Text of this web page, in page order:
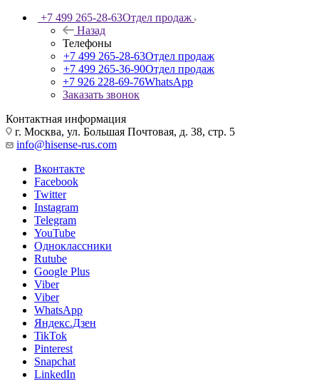
+7 499 265-28-63Отдел продаж
Назад
Телефоны
+7 499 265-28-63Отдел продаж
+7 499 265-36-90Отдел продаж
+7 926 228-69-76WhatsApp
Заказать звонок
Контактная информация
г. Москва, ул. Большая Почтовая, д. 38, стр. 5
info@hisense-rus.com
Вконтакте
Facebook
Twitter
Instagram
Telegram
YouTube
Одноклассники
Rutube
Google Plus
Viber
Viber
WhatsApp
Яндекс.Дзен
TikTok
Pinterest
Snapchat
LinkedIn